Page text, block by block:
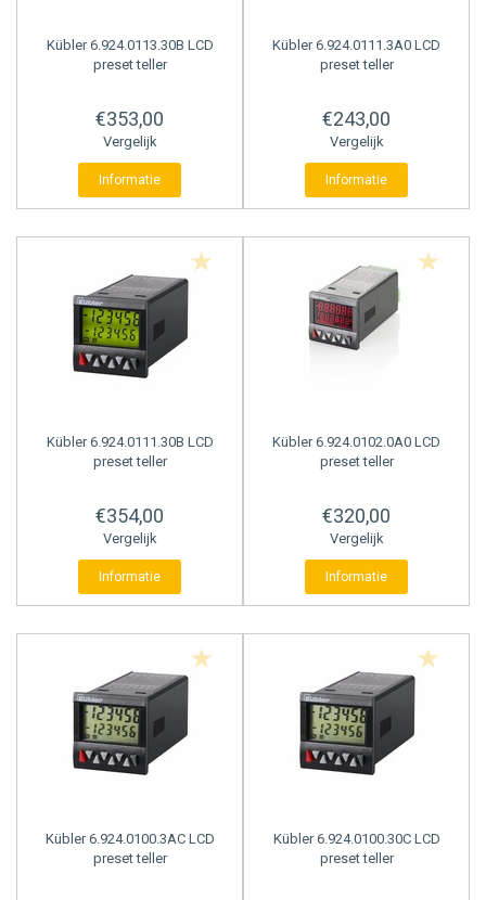
Kübler6.924.0113.30B LCD
preset teller
€353,00
Vergelijk
Informatie
Kübler6.924.0111.3A0 LCD
preset teller
€243,00
Vergelijk
Informatie
Kübler6.924.0111.30B LCD
preset teller
€354,00
Vergelijk
Informatie
Kübler6.924.0102.0A0 LCD
preset teller
€320,00
Vergelijk
Informatie
Kübler6.924.0100.3AC LCD
preset teller
Kübler6.924.0100.30C LCD
preset teller